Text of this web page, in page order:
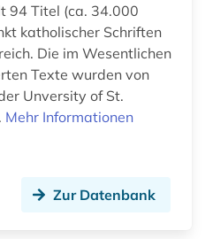
94 Titel (ca. 34.000
katholischer Schriften
Die im Wesentlichen
Texte wurden von
Unversity of St.
Mehr Informationen
Zur Datenbank